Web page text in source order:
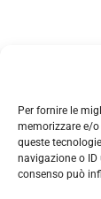
Per fornire le
memorizzare e/
queste
navigazione o ID
consenso può